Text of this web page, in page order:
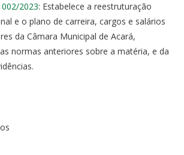
2023: Estabelece a reestruturação
e o plano de carreira, cargos e salários
da Câmara Municipal de Acará,
normas anteriores sobre a matéria, e da